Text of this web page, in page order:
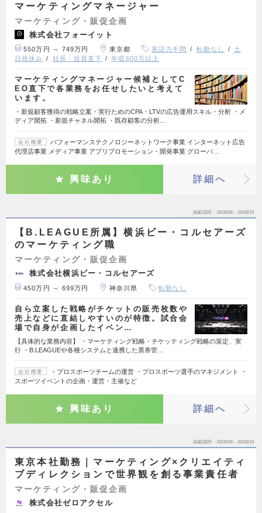
マーケティングマネージャー
マーケティング・販促企画
株式会社フォーイット
550万円 ～ 749万円 東京都 英語力不問 転勤なし
土
日祝休み
社長・役員直下 年収600万以上
マーケティングマネージャー候補としてC
EO直下で各業務をお任せしたいと考えて
います。
・新規顧客獲得の戦略立案・実行ためのCPA・LTVの広告運用スキル・分析 ・メ
ディア開拓 ・新規チャネル開拓 ・既存顧客の分析…
会社概要
パフォーマンステクノロジーネットワーク事業 インターネット広告
代理店事業 メディア事業 アプリプロモーション・開発事業 グローバ…
興味あり 詳細へ
掲載期間 26/08/06～26/08/19
【B.LEAGUE所属】横浜ビー・コルセアーズ
のマーケティング職
マーケティング・販促企画
株式会社横浜ビー・コルセアーズ
450万円 ～ 699万円 神奈川県 転勤なし
自ら立案した戦略がチケットの販売枚数や
売上などに直結しやすいのが特徴。試合会
場で自身が企画したイベン…
【具体的な業務内容】 ・マーケティング戦略・チケッティング戦略の策定、実
行 ・B.LEAGUEや各種システムと連携した票券管…
会社概要
・プロスポーツチームの運営 ・プロスポーツ選手のマネジメント ・
スポーツイベントの企画・運営・主催など
興味あり 詳細へ
掲載期間 26/08/06～26/08/19
東京本社勤務｜マーケティング×クリエイティ
ブディレクションで世界観を創る事業責任者
マーケティング・販促企画
株式会社ゼロアクセル